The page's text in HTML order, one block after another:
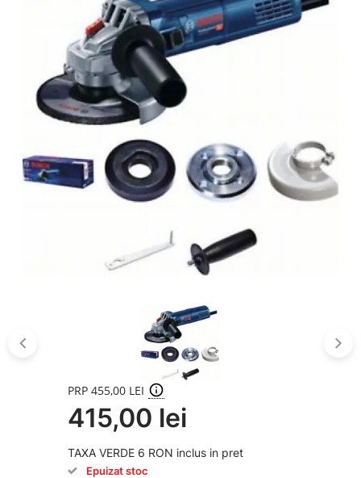
PRP 455,00 LEI
415,00 lei
TAXA VERDE 6 RON inclus in pret
Epuizat stoc